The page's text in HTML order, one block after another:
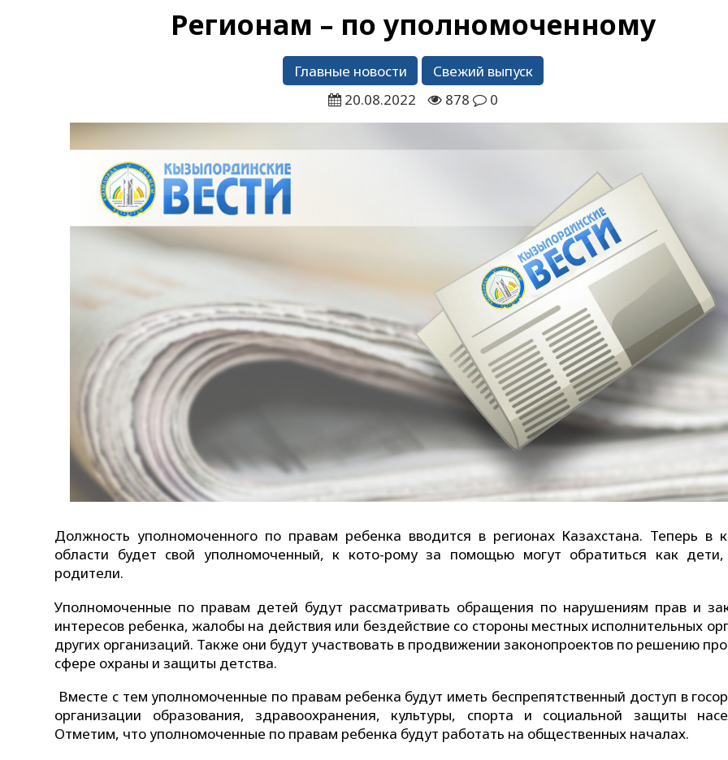
Регионам – по уполномоченному
Главные новости
Свежий выпуск
20.08.2022
878 0
Должность уполномоченного по правам ребенка вводится в регионах Казахстана. Теперь в
области будет свой уполномоченный, к кото-рому за помощью могут обратиться как
родители.
Уполномоченные по правам детей будут рассматривать обращения по нарушениям прав и
интересов ребенка, жалобы на действия или бездействие со стороны местных исполнительных
других организаций. Также они будут участвовать в продвижении законопроектов по решению
сфере охраны и защиты детства.
Вместе с тем уполномоченные по правам ребенка будут иметь беспрепятственный доступ в
организации образования, здравоохранения, культуры, спорта и социальной защиты
Отметим, что уполномоченные по правам ребенка будут работать на общественных началах.